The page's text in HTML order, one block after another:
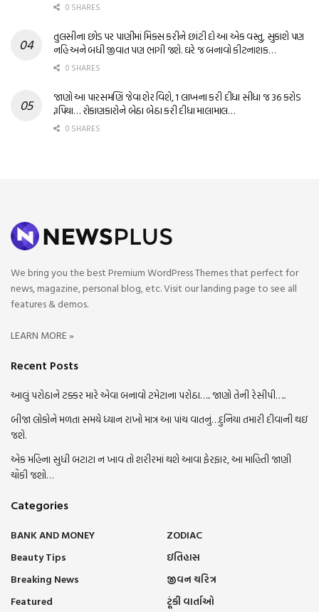
0 SHARES
તુલસીના છોડ પર પાણીમાં મિક્સ કરીને છાંટી દો આ એક વસ્તુ, સુકાશે પણ
નહિ અને બધી જીવાત પણ ભાગી જશે. ઘરે જ બનાવો કીટનાશક…
0 SHARES
જાણો આ પારસમણિ જેવા શેર વિશે, 1 લાખના કરી દીધા સીધા જ 36 કરોડ
રૂપિયા… રોકાણકારોને બેઠા બેઠા કરી દીધા માલામાલ…
0 SHARES
We bring you the best Premium WordPress Themes that perfect for
news, magazine, personal blog, etc. Visit our landing page to see all
features & demos.
LEARN MORE »
Recent Posts
આલું પરોઠાને ટક્કર મારે એવા બનાવો ટમેટાના પરોઠા….. જાણો તેની રેસીપી…..
બીજા લોકોને મળતા સમયે ધ્યાન રાખો માત્ર આ પાંચ વાતનું…દુનિયા તમારી દીવાની થઇ
જશે.
એક મહિના સુધી બટાટા ન ખાવ તો શરીરમાં થશે આવા ફેરફાર, આ માહિતી જાણી
ચોંકી જશો…
Categories
BANK AND MONEY
Beauty Tips
Breaking News
Featured
ZODIAC
ઇતિહાસ
જીવન ચરિત્ર
ટૂંકી વાર્તાઓ